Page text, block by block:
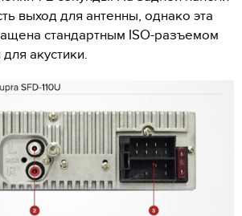
выход для антенны, однако эта
стандартным ISO-разъемом
акустики.